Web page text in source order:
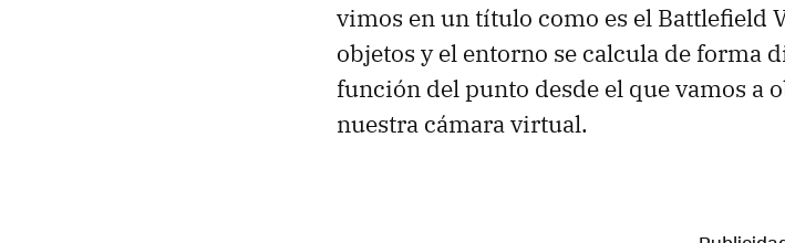
vimos en un título como es el Battlefield
objetos y el entorno se calcula de forma
función del punto desde el que vamos a
nuestra cámara virtual.